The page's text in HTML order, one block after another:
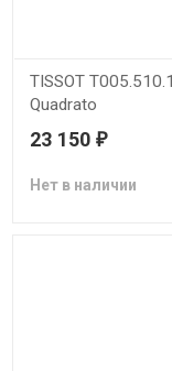
TISSOT
Quadrato
23 150 ₽
Нет в наличии